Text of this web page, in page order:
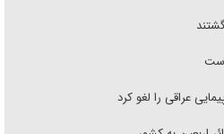
عراقی را لغو کرد